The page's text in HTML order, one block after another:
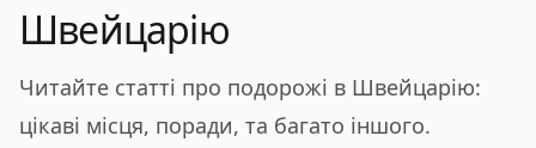
Швейцарію
Читайте статті про подорожі в Швейцарію:
цікаві місця, поради, та багато іншого.